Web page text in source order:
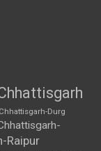
Chhattisgarh-Durg
Raipur